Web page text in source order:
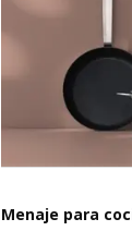
Menaje para